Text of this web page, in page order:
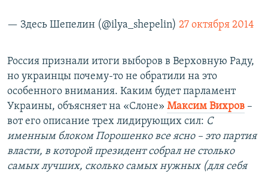
— Здесь Шепелин (@ilya_shepelin) 27 октября 2014
Россия признали итоги выборов в Верховную Раду,
но украинцы почему-то не обратили на это
особенного внимания. Каким будет парламент
Украины, объясняет на «Слоне» Максим Вихров –
вот его описание трех лидирующих сил: С
именным блоком Порошенко все ясно – это партия
власти, в которой президент собрал не столько
самых лучших, сколько самых нужных (для себя